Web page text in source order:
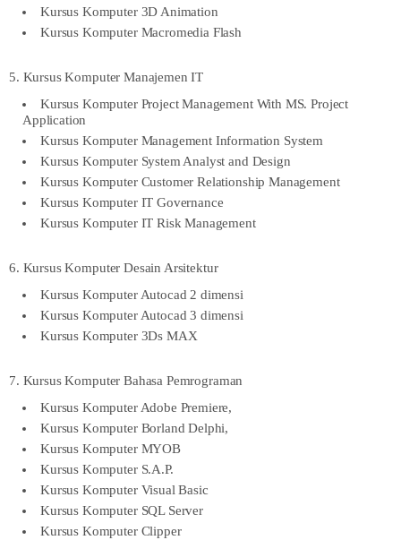
Kursus Komputer 3D Animation
Kursus Komputer Macromedia Flash
5. Kursus Komputer Manajemen IT
Kursus Komputer Project Management With MS. Project
Application
Kursus Komputer Management Information System
Kursus Komputer System Analyst and Design
Kursus Komputer Customer Relationship Management
Kursus Komputer IT Governance
Kursus Komputer IT Risk Management
6. Kursus Komputer Desain Arsitektur
Kursus Komputer Autocad 2 dimensi
Kursus Komputer Autocad 3 dimensi
Kursus Komputer 3Ds MAX
7. Kursus Komputer Bahasa Pemrograman
Kursus Komputer Adobe Premiere,
Kursus Komputer Borland Delphi,
Kursus Komputer MYOB
Kursus Komputer S.A.P.
Kursus Komputer Visual Basic
Kursus Komputer SQL Server
Kursus Komputer Clipper